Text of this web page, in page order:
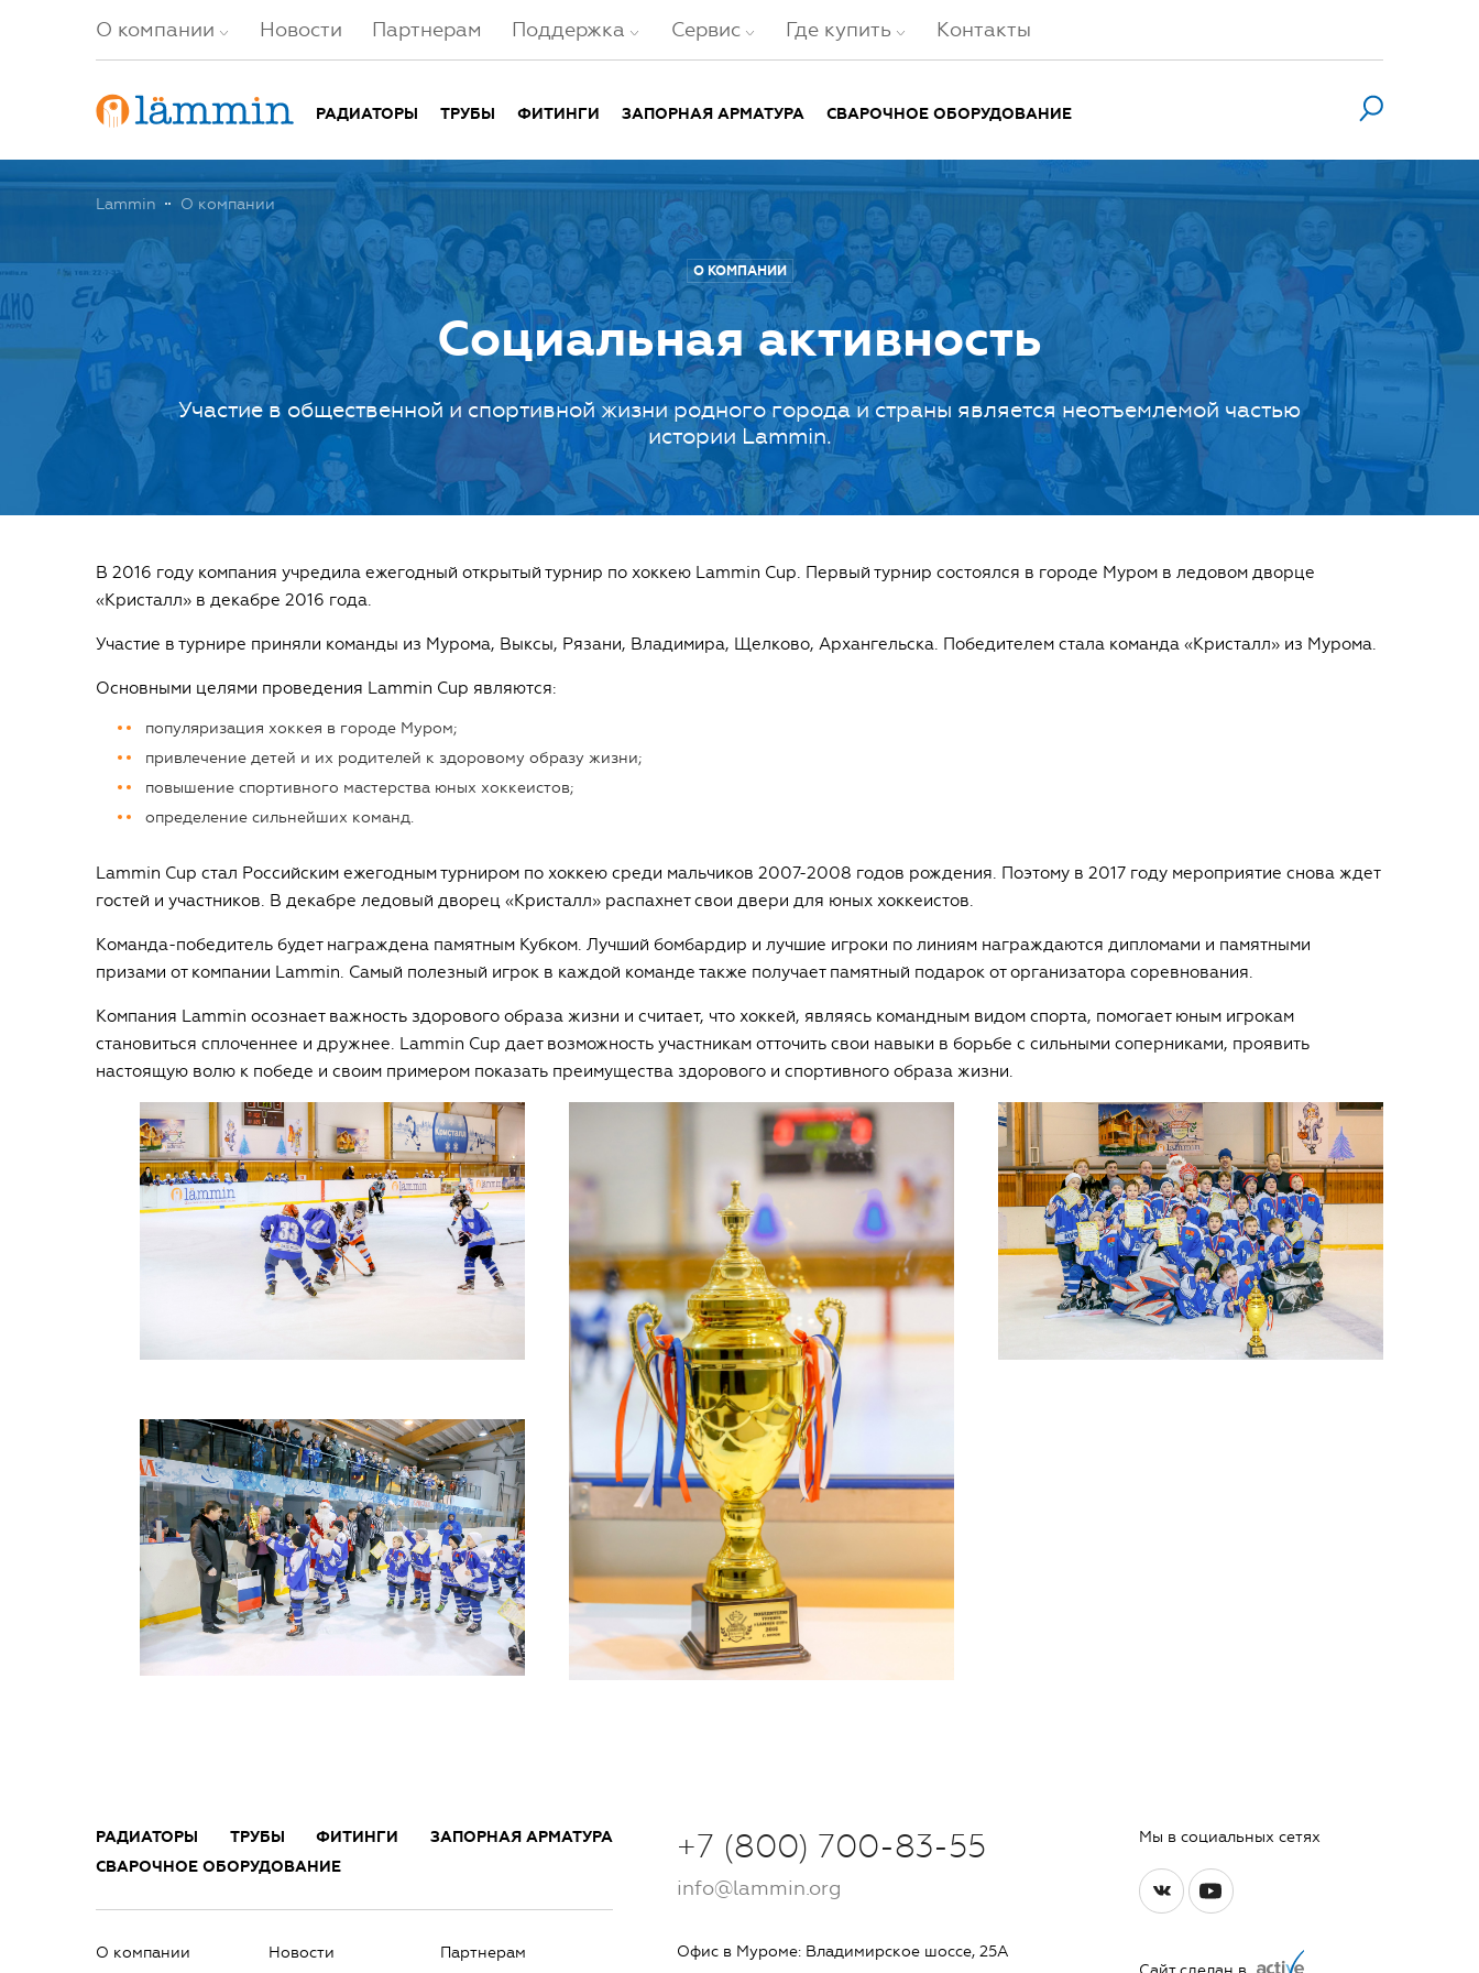
О компании Новости Партнерам Поддержка Сервис Где купить Контакты
РАДИАТОРЫ ТРУБЫ ФИТИНГИ ЗАПОРНАЯ АРМАТУРА СВАРОЧНОЕ ОБОРУДОВАНИЕ
Lammin О компании
О КОМПАНИИ
Социальная активность
Участие в общественной и спортивной жизни родного города и страны является неотъемлемой частью
истории Lammin.
В 2016 году компания учредила ежегодный открытый турнир по хоккею Lammin Cup. Первый турнир состоялся в городе Муром в ледовом дворце
«Кристалл» в декабре 2016 года.
Участие в турнире приняли команды из Мурома, Выксы, Рязани, Владимира, Щелково, Архангельска. Победителем стала команда «Кристалл» из Мурома.
Основными целями проведения Lammin Cup являются:
популяризация хоккея в городе Муром;
привлечение детей и их родителей к здоровому образу жизни;
повышение спортивного мастерства юных хоккеистов;
определение сильнейших команд.
Lammin Cup стал Российским ежегодным турниром по хоккею среди мальчиков 2007-2008 годов рождения. Поэтому в 2017 году мероприятие снова ждет
гостей и участников. В декабре ледовый дворец «Кристалл» распахнет свои двери для юных хоккеистов.
Команда-победитель будет награждена памятным Кубком. Лучший бомбардир и лучшие игроки по линиям награждаются дипломами и памятными
призами от компании Lammin. Самый полезный игрок в каждой команде также получает памятный подарок от организатора соревнования.
Компания Lammin осознает важность здорового образа жизни и считает, что хоккей, являясь командным видом спорта, помогает юным игрокам
становиться сплоченнее и дружнее. Lammin Cup дает возможность участникам отточить свои навыки в борьбе с сильными соперниками, проявить
настоящую волю к победе и своим примером показать преимущества здорового и спортивного образа жизни.
РАДИАТОРЫ ТРУБЫ ФИТИНГИ
ЗАПОРНАЯ АРМАТУРА
СВАРОЧНОЕ ОБОРУДОВАНИЕ
О компании Новости Партнерам
+7 (800) 700-83-55
info@lammin.org
Офис в Муроме: Владимирское шоссе, 25А
Мы в социальных сетях